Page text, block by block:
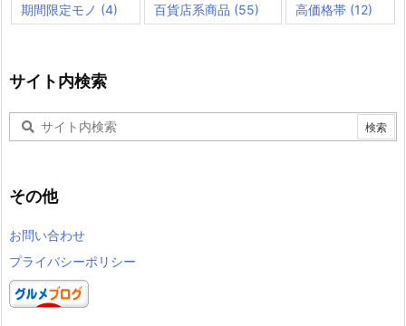
期間限定モノ (4) 百貨店系商品 (55) 高価格帯 (12)
サイト内検索
その他
お問い合わせ
プライバシーポリシー